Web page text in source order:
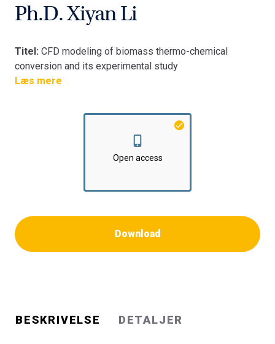
Ph.D. Xiyan Li
Titel: CFD modeling of biomass thermo-chemical
conversion and its experimental study
Fakultet:Det Ingeniør- og Naturvidenskabelige Fakultet
Læs mere
Open access
Download
BESKRIVELSE DETALJER